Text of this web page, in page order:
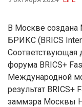
В Москве
БРИКС (BRICS
Соответствующая
форума BRICS+
Международной
результат BRICS+
заммэра Москвы